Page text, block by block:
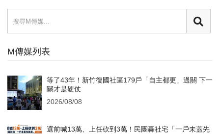
M傳媒列表
等了43年！新竹復國社區179戶「自主都更」過關 下一
關才是硬仗
2026/08/08
選前喊13萬、上任砍到3萬！民團轟社宅「一戶未蓋先